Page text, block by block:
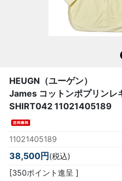
HEUGN（ユーゲン）
James コットンポプリンレ
SHIRT042 11021405189
11021405189
38,500円(税込)
[350ポイント進呈 ]